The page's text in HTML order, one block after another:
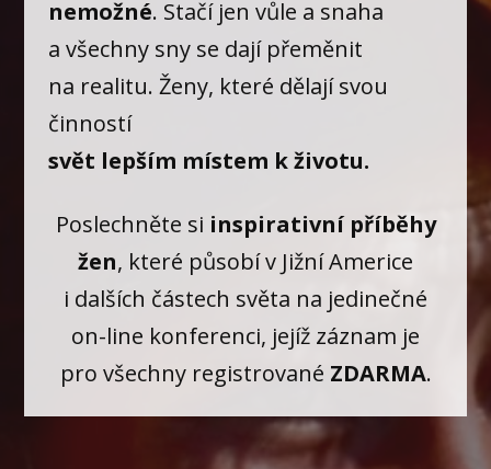
nemožné. Stačí jen vůle a snaha
a všechny sny se dají přeměnit
na realitu. Ženy, které dělají svou
činností
svět lepším místem k životu.
Poslechněte si inspirativní příběhy
žen, které působí v Jižní Americe
i dalších částech světa na jedinečné
on-line konferenci, jejíž záznam je
pro všechny registrované ZDARMA.